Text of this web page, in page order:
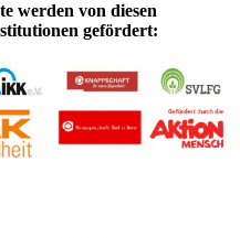
werden von diesen
gefördert: